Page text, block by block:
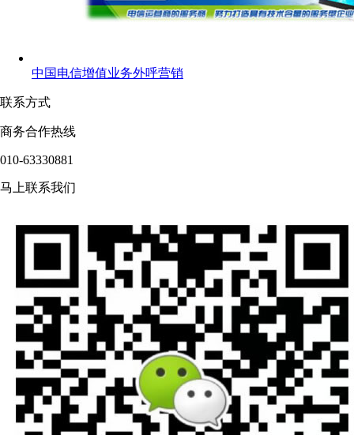
中国电信增值业务外呼营销
联系方式
商务合作热线
010-63330881
马上联系我们